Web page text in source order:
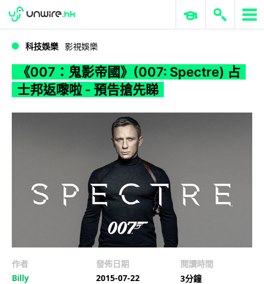
WWDC 2026 ERP 與商業 AI
科技娛樂 影視娛樂
《007：鬼影帝國》(007: Spectre) 占
士邦返嚟啦 - 預告搶先睇
作者
Billy
發佈日期
2015-07-22
閱讀時間
3分鐘